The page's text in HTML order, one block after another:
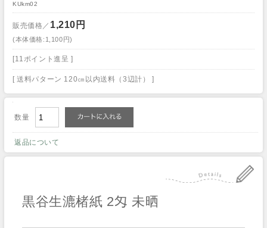
KUkm02
販売価格／ 1,210円
(本体価格:1,100円)
[11ポイント進呈 ]
[ 送料パターン 120㎝以内送料（3辺計） ]
数量
返品について
黒谷生漉楮紙 2匁 未晒